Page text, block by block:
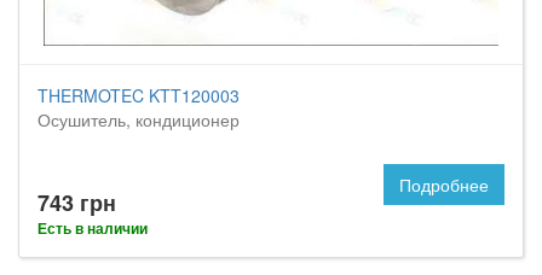
THERMOTEC KTT120003
Осушитель, кондиционер
743 грн
Есть в наличии
Подробнее